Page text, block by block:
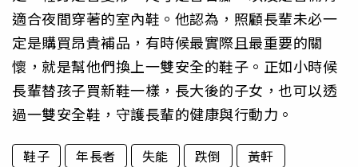
適合夜間穿著的室內鞋。他認為，照顧長輩未必一
定是購買昂貴補品，有時候最實際且最重要的關
懷，就是幫他們換上一雙安全的鞋子。正如小時候
長輩替孩子買新鞋一樣，長大後的子女，也可以透
過一雙安全鞋，守護長輩的健康與行動力。
鞋子 年長者 失能 跌倒 黃軒